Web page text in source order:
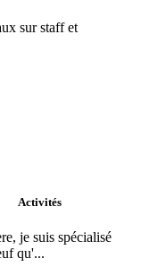
sur staff et
Activités
je suis spécialisé
qu'...